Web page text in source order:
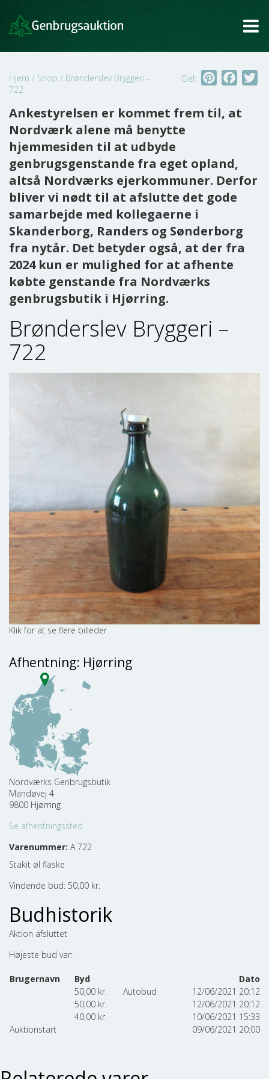
Hjem / Shop / Brønderslev Bryggeri –
722
Del: Pinterest
Ankestyrelsen er kommet frem til, at
Nordværk alene må benytte
hjemmesiden til at udbyde
genbrugsgenstande fra eget opland,
altså Nordværks ejerkommuner. Derfor
bliver vi nødt til at afslutte det gode
samarbejde med kollegaerne i
Skanderborg, Randers og Sønderborg
fra nytår. Det betyder også, at der fra
2024 kun er mulighed for at afhente
købte genstande fra Nordværks
genbrugsbutik i Hjørring.
Brønderslev Bryggeri –
722
Afhentning: Hjørring
Nordværks Genbrugsbutik
Mandøvej 4
9800 Hjørring
Se afhentningssted
Varenummer: A 722
Stakit øl flaske
Vindende bud: 50,00 kr.
Budhistorik
Aktion afsluttet
Højeste bud var:
Brugernavn Byd
Dato
50,00 kr. Autobud
12/06/2021 20:12
50,00 kr.
12/06/2021 20:12
40,00 kr.
10/06/2021 15:33
Auktionstart
09/06/2021 20:00